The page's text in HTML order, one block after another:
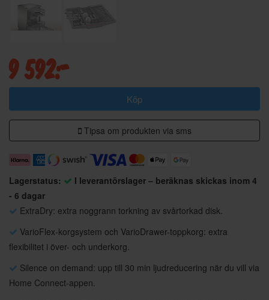
9 592:-
Köp
Tipsa om produkten via sms
Lagerstatus:
I leverantörslager – beräknas skickas inom 4
- 6 dagar
ExtraDry: extra noggrann torkning av svårtorkad disk.
VarioFlex-korgsystem och VarioDrawer-toppkorg: extra
flexibilitet i över- och underkorg.
Silence on demand: upp till 30 min ljudreducering när du vill via
Home Connect-appen.